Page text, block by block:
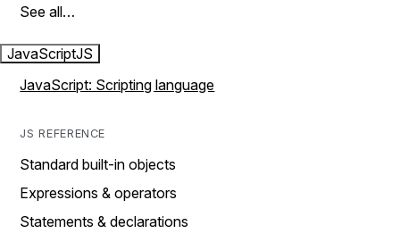
See all…
JavaScriptJS
JavaScript: Scripting language
JS REFERENCE
Standard built-in objects
Expressions & operators
Statements & declarations